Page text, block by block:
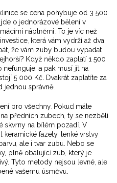
se cena pohybuje od 3 500
o jednorázové bělení v
náplněmi. To je víc než
která vám vydrží až dva
že vám zuby budou vypadat
Když někdo zaplatí 1 500
nefunguje, a pak musí jít na
5 000 Kč. Dvakrát zaplatíte za
správně.
pro všechny. Pokud máte
předních zubech, ty se nezbělí
skvrny na bílém pozadí. V
keramické fazety, tenké vrstvy
ale i tvar zubu . Nebo se
, plně obalující zub, který je
. Tyto metody nejsou levné, ale
vašemu úsměvu.